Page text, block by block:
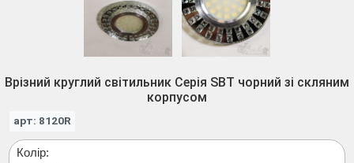
Врізний круглий світильник Серія SBT чорний зі скляним
корпусом
арт: 8120R
Колір: